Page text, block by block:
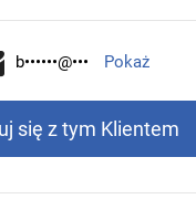
b••••••@••• Pokaż
się z tym Klientem